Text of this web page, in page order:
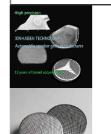
Tamaño del orificio
Tolerancia